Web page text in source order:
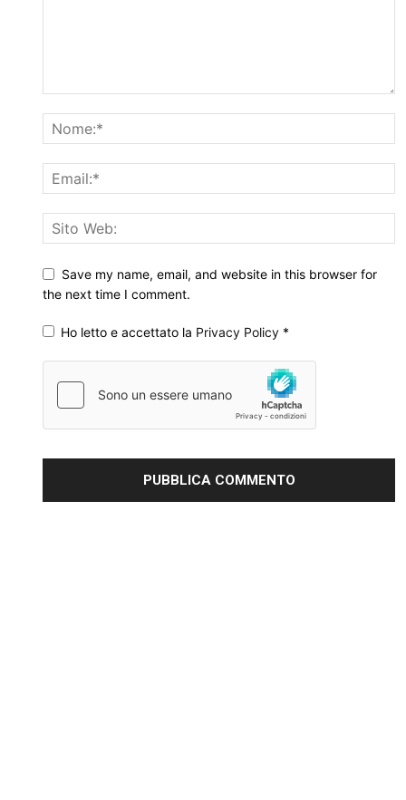
Save my name, email, and website in this browser for
the next time I comment.
Ho letto e accettato la Privacy Policy *